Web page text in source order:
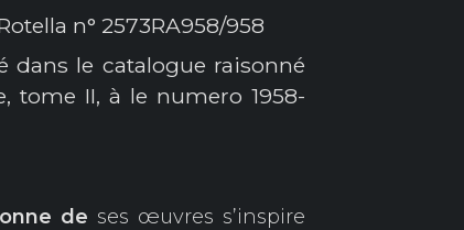
n° 2573RA958/958
le catalogue raisonné
tome II, à le numero 1958-
de ses œuvres s’inspire